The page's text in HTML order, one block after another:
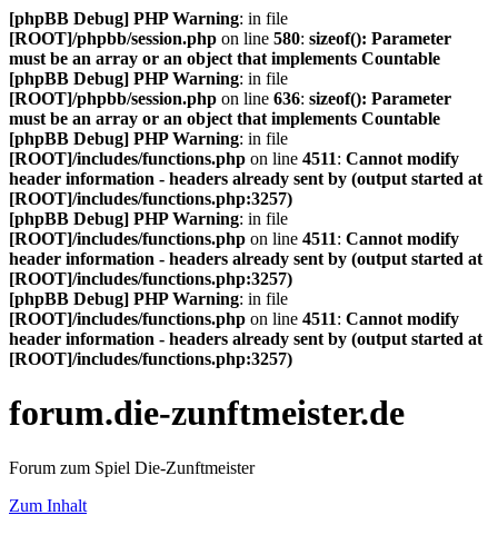
[phpBB Debug] PHP Warning: in file
[ROOT]/phpbb/session.php on line 580: sizeof(): Parameter
must be an array or an object that implements Countable
[phpBB Debug] PHP Warning: in file
[ROOT]/phpbb/session.php on line 636: sizeof(): Parameter
must be an array or an object that implements Countable
[phpBB Debug] PHP Warning: in file
[ROOT]/includes/functions.php on line 4511: Cannot modify
header information - headers already sent by (output started at
[ROOT]/includes/functions.php:3257)
[phpBB Debug] PHP Warning: in file
[ROOT]/includes/functions.php on line 4511: Cannot modify
header information - headers already sent by (output started at
[ROOT]/includes/functions.php:3257)
[phpBB Debug] PHP Warning: in file
[ROOT]/includes/functions.php on line 4511: Cannot modify
header information - headers already sent by (output started at
[ROOT]/includes/functions.php:3257)
forum.die-zunftmeister.de
Forum zum Spiel Die-Zunftmeister
Zum Inhalt